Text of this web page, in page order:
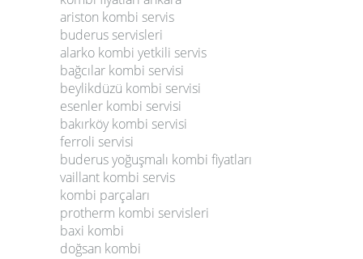
ariston kombi servis
buderus servisleri
alarko kombi yetkili servis
bağcılar kombi servisi
beylikdüzü kombi servisi
esenler kombi servisi
bakırköy kombi servisi
ferroli servisi
buderus yoğuşmalı kombi fiyatları
vaillant kombi servis
kombi parçaları
protherm kombi servisleri
baxi kombi
doğsan kombi